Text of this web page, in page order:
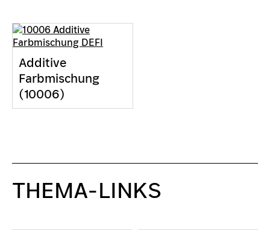
Additive
Farbmischung
(10006)
THEMA-LINKS